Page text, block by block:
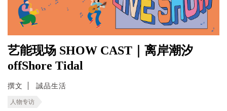
艺能现场 SHOW CAST｜离岸潮汐
offShore Tidal
撰文 誠品生活
人物专访